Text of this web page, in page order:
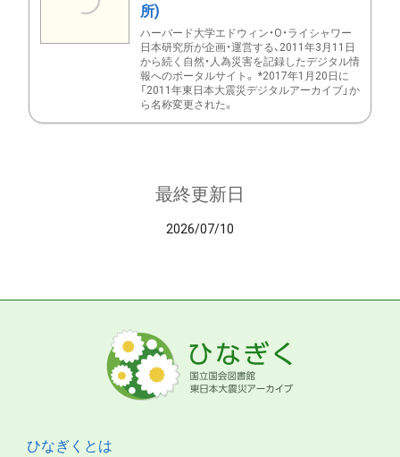
所)
ハーバード大学エドウィン・O・ライシャワー
日本研究所が企画・運営する、2011年3月11日
から続く自然・人為災害を記録したデジタル情
報へのポータルサイト。 *2017年1月20日に
「2011年東日本大震災デジタルアーカイブ」か
ら名称変更された。
最終更新日
2026/07/10
ひなぎくとは